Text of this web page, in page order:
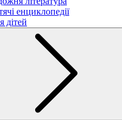
енциклопедії
дітей